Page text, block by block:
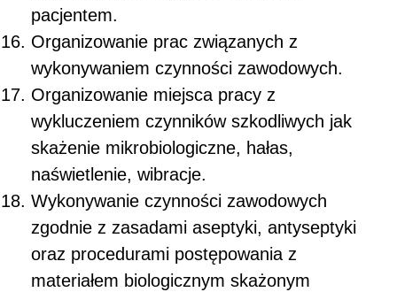
pacjentem.
Organizowanie prac związanych z
wykonywaniem czynności zawodowych.
Organizowanie miejsca pracy z
wykluczeniem czynników szkodliwych jak
skażenie mikrobiologiczne, hałas,
naświetlenie, wibracje.
Wykonywanie czynności zawodowych
zgodnie z zasadami aseptyki, antyseptyki
oraz procedurami postępowania z
materiałem biologicznym skażonym